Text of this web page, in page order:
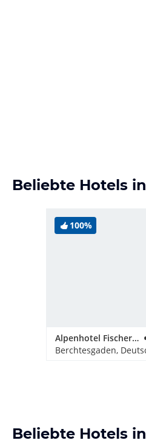
Beliebte Hotels
100%
Alpenhotel Fischer Adults Only
Berchtesgaden,
Beliebte Hotels